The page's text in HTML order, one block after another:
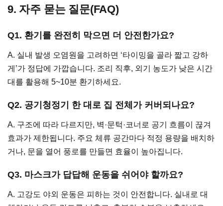
9. 자주 묻는 질문(FAQ)
Q1. 환기를 완전히 막으면 더 안전한가요?
A. 실내 발생 오염원을 고려하면 ‘타이밍을 골라 짧고 강하
게’가 정답에 가깝습니다. 조리 직후, 외기 농도가 낮은 시간
대를 활용해 5~10분 환기하세요.
Q2. 공기청정기 한 대로 집 전체가 커버되나요?
A. 구조에 따라 다르지만, 벽·문턱·코너로 공기 흐름이 끊겨
효과가 제한됩니다. 주요 체류 공간마다 적정 용량을 배치하
거나, 문을 열어 풍로를 만들면 효율이 높아집니다.
Q3. 마스크가 답답해 운동을 쉬어야 할까요?
A. 고강도 야외 운동은 피하는 것이 안전합니다. 실내로 대